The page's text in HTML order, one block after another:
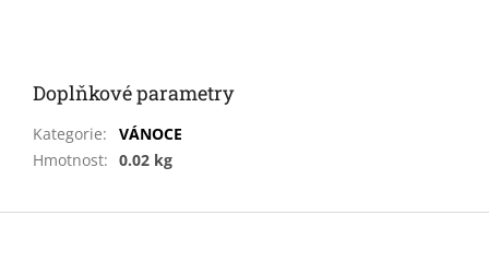
Doplňkové parametry
Kategorie:
VÁNOCE
Hmotnost: 0.02 kg
Z